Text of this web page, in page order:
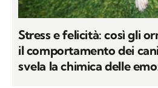
Stress e felicità: così gli
il comportamento dei
svela la chimica delle